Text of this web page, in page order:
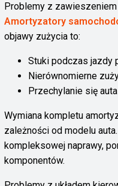
Problemy z
Amortyzatory
objawy zużycia to:
Stuki podczas jazdy
Nierównomierne
Przechylanie się
Wymiana kompletu
zależności od modelu auta.
kompleksowej naprawy,
komponentów.